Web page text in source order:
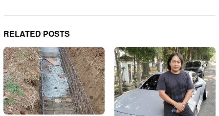
RELATED POSTS